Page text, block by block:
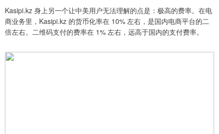
Kasipi.kz 身上另一个让中美用户无法理解的点是：极高的费率。在电
商业务里，Kasipi.kz 的货币化率在 10% 左右，是国内电商平台的二
倍左右。二维码支付的费率在 1% 左右，远高于国内的支付费率。